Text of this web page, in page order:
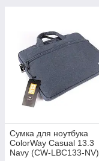
Сумка для ноутбука
ColorWay Casual 13.3
Navy (CW-LBC133-NV)